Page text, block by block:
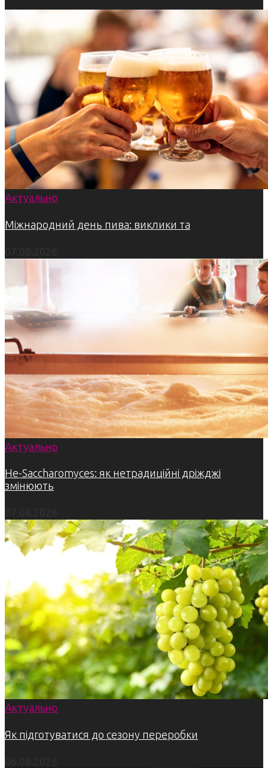
Актуально
Міжнародний день пива: виклики та
Актуально
Не-Saccharomyces: як нетрадиційні дріжджі
змінюють
Актуально
Як підготуватися до сезону переробки